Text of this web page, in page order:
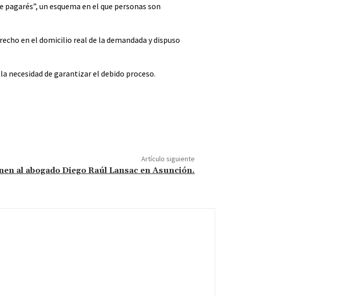
un esquema en el que personas son
en el domicilio real de la demandada y dispuso
necesidad de garantizar el debido proceso.
Artículo siguiente
al abogado Diego Raúl Lansac en Asunción.